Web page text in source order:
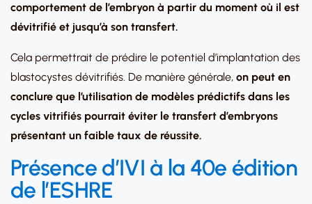
comportement de l’embryon à partir du moment où il est
dévitrifié et jusqu’à son transfert.
Cela permettrait de prédire le potentiel d’implantation des
blastocystes dévitrifiés. De manière générale, on peut en
conclure que l’utilisation de modèles prédictifs dans les
cycles vitrifiés pourrait éviter le transfert d’embryons
présentant un faible taux de réussite.
Présence d’IVI à la 40e édition
de l’ESHRE